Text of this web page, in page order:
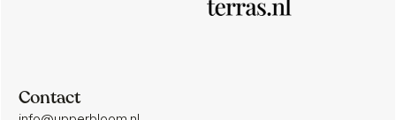
Contact